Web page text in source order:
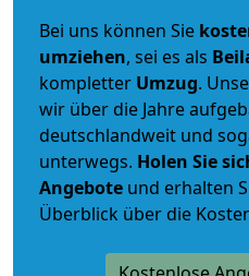
Bei uns können Sie
umziehen, sei es als
kompletter Umzug.
wir über die Jahre
deutschlandweit und
unterwegs. Holen Sie
Angebote und erhalten
Überblick über die